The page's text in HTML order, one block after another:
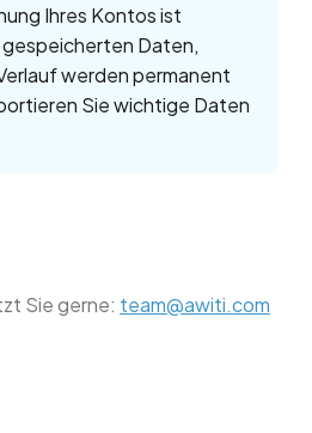
Ihres Kontos ist
Daten,
werden permanent
Sie wichtige Daten
Sie gerne: team@awiti.com